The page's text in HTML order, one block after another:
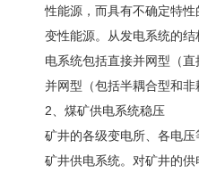
性能源，而具有不确定特
变性能源。从发电系统的
电系统包括直接并网型（
并网型（包括半耦合型和非
2、煤矿供电系统稳压
矿井的各级变电所、各电
矿井供电系统。对矿井的